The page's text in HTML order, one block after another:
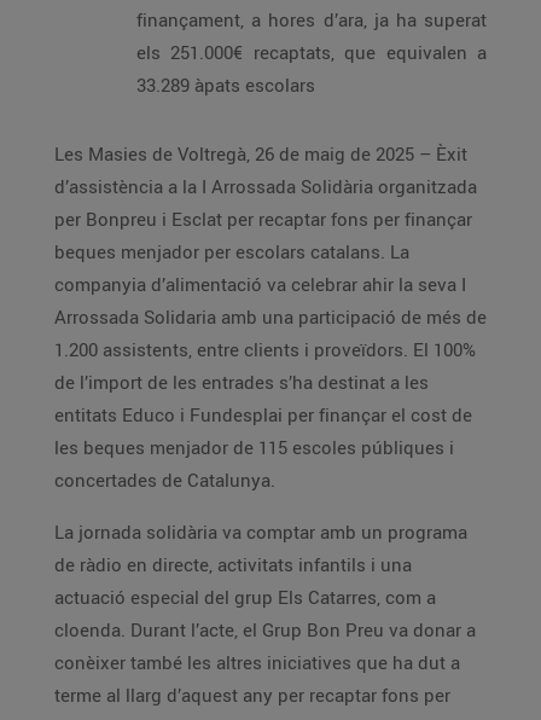
finançament, a hores d’ara, ja ha superat
els 251.000€ recaptats, que equivalen a
33.289 àpats escolars
Les Masies de Voltregà, 26 de maig de 2025 – Èxit
d’assistència a la I Arrossada Solidària organitzada
per Bonpreu i Esclat per recaptar fons per finançar
beques menjador per escolars catalans. La
companyia d’alimentació va celebrar ahir la seva I
Arrossada Solidaria amb una participació de més de
1.200 assistents, entre clients i proveïdors. El 100%
de l’import de les entrades s’ha destinat a les
entitats Educo i Fundesplai per finançar el cost de
les beques menjador de 115 escoles públiques i
concertades de Catalunya.
La jornada solidària va comptar amb un programa
de ràdio en directe, activitats infantils i una
actuació especial del grup Els Catarres, com a
cloenda. Durant l’acte, el Grup Bon Preu va donar a
conèixer també les altres iniciatives que ha dut a
terme al llarg d’aquest any per recaptar fons per